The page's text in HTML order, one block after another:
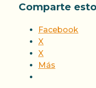
Comparte
Facebook
X
X
Más